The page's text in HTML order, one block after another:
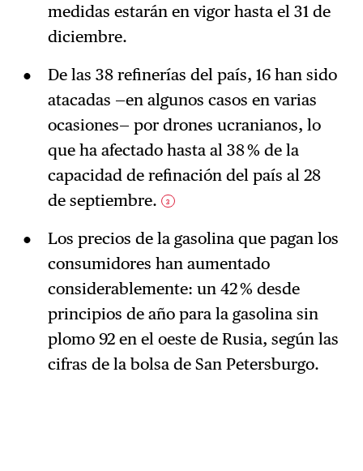
medidas estarán en vigor hasta el 31 de
diciembre.
De las 38 refinerías del país, 16 han sido
atacadas —en algunos casos en varias
ocasiones— por drones ucranianos, lo
que ha afectado hasta al 38 % de la
capacidad de refinación del país al 28
de septiembre.
3
Los precios de la gasolina que pagan los
consumidores han aumentado
considerablemente: un 42 % desde
principios de año para la gasolina sin
plomo 92 en el oeste de Rusia, según las
cifras de la bolsa de San Petersburgo.